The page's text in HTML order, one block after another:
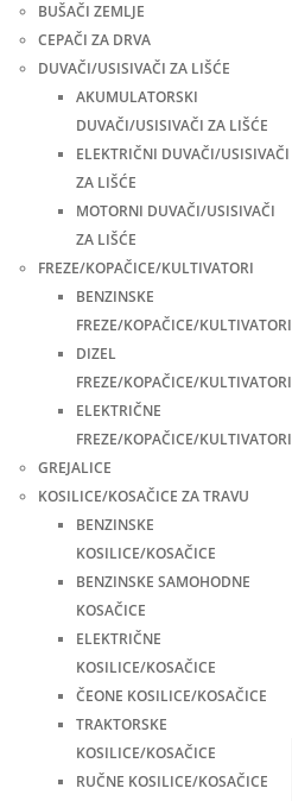
BUŠAČI ZEMLJE
CEPAČI ZA DRVA
DUVAČI/USISIVAČI ZA LIŠĆE
AKUMULATORSKI
DUVAČI/USISIVAČI ZA LIŠĆE
ELEKTRIČNI DUVAČI/USISIVAČI
ZA LIŠĆE
MOTORNI DUVAČI/USISIVAČI
ZA LIŠĆE
FREZE/KOPAČICE/KULTIVATORI
BENZINSKE
FREZE/KOPAČICE/KULTIVATORI
DIZEL
FREZE/KOPAČICE/KULTIVATORI
ELEKTRIČNE
FREZE/KOPAČICE/KULTIVATORI
GREJALICE
KOSILICE/KOSAČICE ZA TRAVU
BENZINSKE
KOSILICE/KOSAČICE
BENZINSKE SAMOHODNE
KOSAČICE
ELEKTRIČNE
KOSILICE/KOSAČICE
ČEONE KOSILICE/KOSAČICE
TRAKTORSKE
KOSILICE/KOSAČICE
RUČNE KOSILICE/KOSAČICE